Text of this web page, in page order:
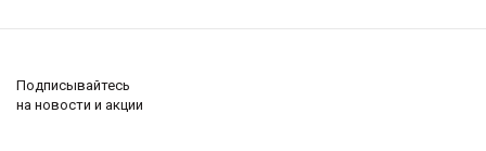
Подписывайтесь
на новости и акции